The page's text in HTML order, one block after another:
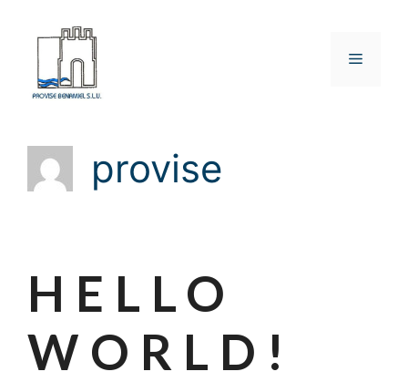
contenido
Menú
provise
HELLO
WORLD!